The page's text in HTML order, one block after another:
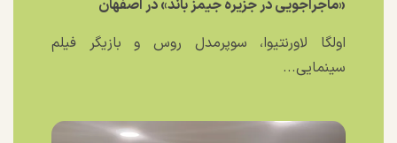
«ماجراجویی در جزیره جیمز باند» در اصفهان
اولگا لاورنتیوا، سوپرمدل روس و بازیگر فیلم
سینمایی...